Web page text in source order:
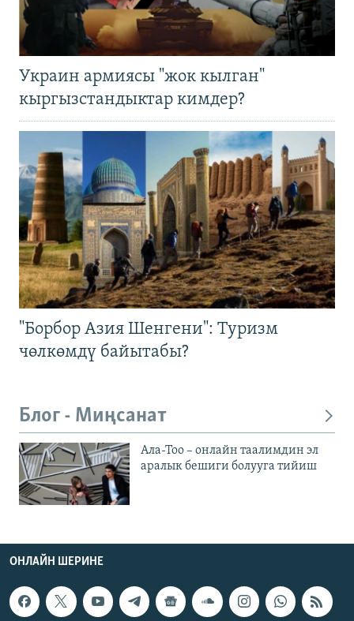
Украин армиясы "жок кылган"
кыргызстандыктар кимдер?
"Борбор Азия Шенгени": Туризм
чөлкөмдү байытабы?
Блог - Миңсанат
Ала-Тоо – онлайн таалимдин эл
аралык бешиги болууга тийиш
ОНЛАЙН ШЕРИНЕ